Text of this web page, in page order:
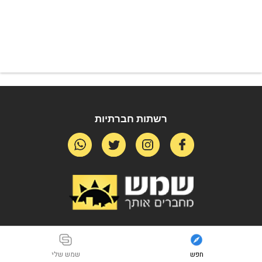
רשתות חברתיות
חפש שמש שלי